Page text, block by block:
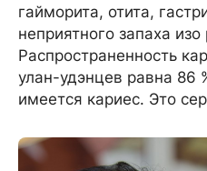
гайморита, отита,
неприятного запаха изо
Распространенность
улан-удэнцев равна 86
имеется кариес. Это